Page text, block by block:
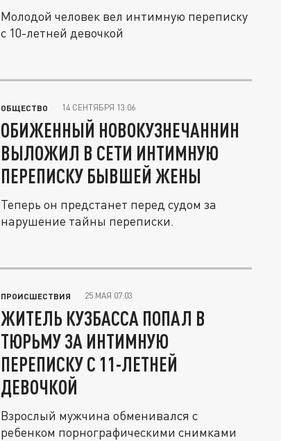
Молодой человек вел интимную переписку
с 10-летней девочкой
ОБЩЕСТВО 14 СЕНТЯБРЯ 13:06
ОБИЖЕННЫЙ НОВОКУЗНЕЧАННИН
ВЫЛОЖИЛ В СЕТИ ИНТИМНУЮ
ПЕРЕПИСКУ БЫВШЕЙ ЖЕНЫ
Теперь он предстанет перед судом за
нарушение тайны переписки.
ПРОИСШЕСТВИЯ 25 МАЯ 07:03
ЖИТЕЛЬ КУЗБАССА ПОПАЛ В
ТЮРЬМУ ЗА ИНТИМНУЮ
ПЕРЕПИСКУ С 11-ЛЕТНЕЙ
ДЕВОЧКОЙ
Взрослый мужчина обменивался с
ребенком порнографическими снимками